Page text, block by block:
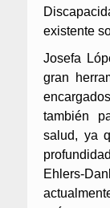
existente
Josefa
gran
también
salud, ya
Ehlers-